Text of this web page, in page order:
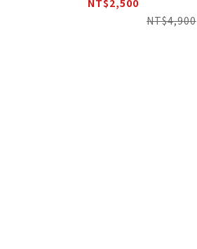
NT$4,900